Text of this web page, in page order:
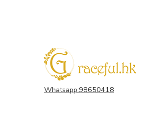
Whatsapp:98650418